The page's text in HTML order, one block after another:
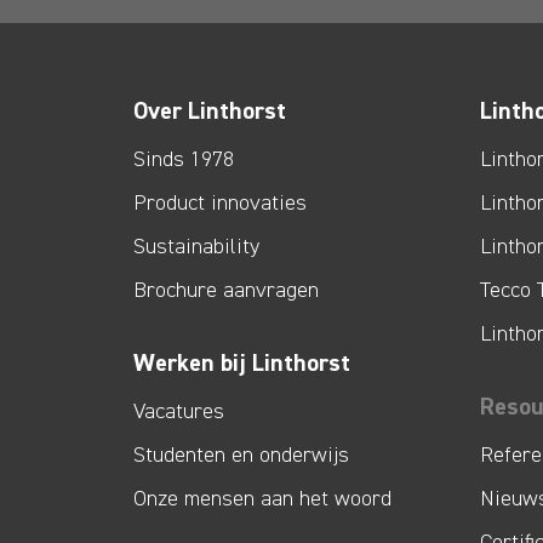
Over Linthorst
Sinds 1978
Product innovaties
Sustainability
Brochure aanvragen
Werken bij Linthorst
Vacatures
Studenten en onderwijs
Onze mensen aan het woord
Tecco